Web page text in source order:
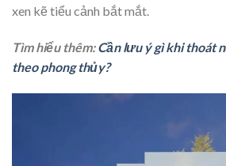
xen kẽ tiểu cảnh bắt mắt.
Tìm hiểu thêm:Cần lưu ý gì khi thoát
theo phong thủy?